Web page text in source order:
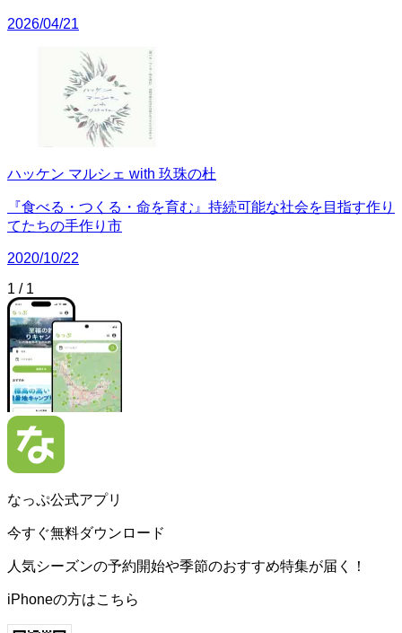
2026/04/21
ハッケン マルシェ with 玖珠の杜
『食べる・つくる・命を育む』持続可能な社会を目指す作り
てたちの手作り市
2020/10/22
1 / 1
なっぷ公式アプリ
今すぐ無料ダウンロード
人気シーズンの予約開始や季節のおすすめ特集が届く！
iPhoneの方はこちら